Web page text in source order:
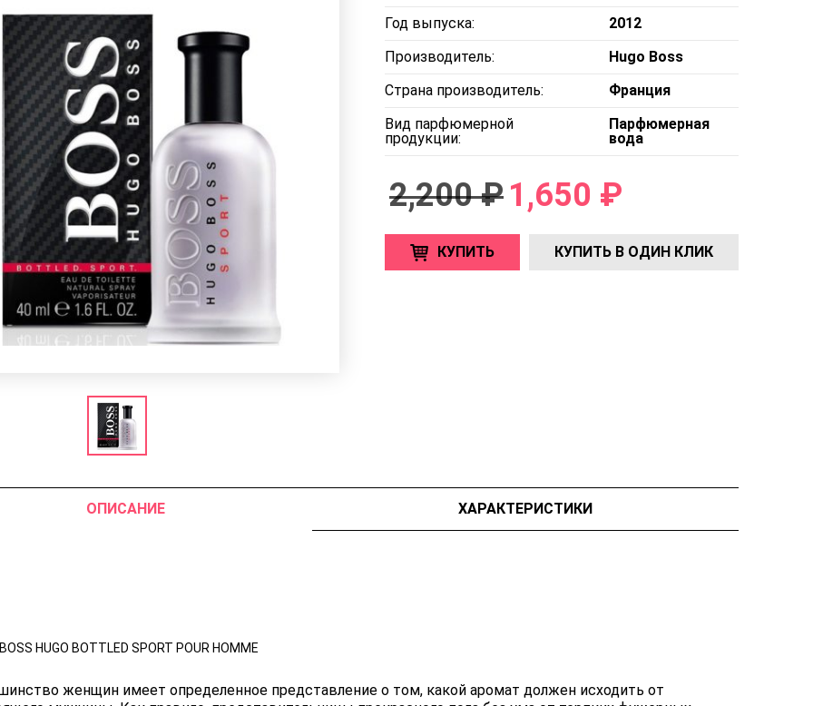
Год выпуска:
2012
Производитель:
Hugo Boss
Страна производитель:
Франция
Вид парфюмерной
продукции:
Парфюмерная
вода
2,200 ₽1,650 ₽
КУПИТЬ КУПИТЬ В ОДИН КЛИК
ОПИСАНИЕ ХАРАКТЕРИСТИКИ
HUGO BOTTLED SPORT POUR HOMME
женщин имеет определенное представление о том, какой аромат должен исходить от